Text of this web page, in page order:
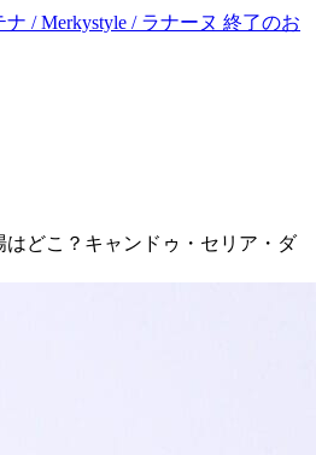
ナ / Merkystyle / ラナーヌ 終了のお
はどこ？キャンドゥ・セリア・ダ